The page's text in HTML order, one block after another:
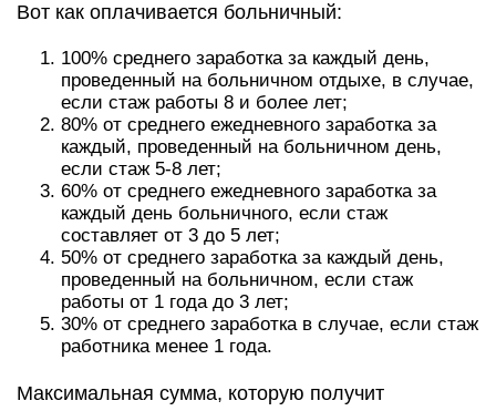
Вот как оплачивается больничный:
100% среднего заработка за каждый день,
проведенный на больничном отдыхе, в случае,
если стаж работы 8 и более лет;
80% от среднего ежедневного заработка за
каждый, проведенный на больничном день,
если стаж 5-8 лет;
60% от среднего ежедневного заработка за
каждый день больничного, если стаж
составляет от 3 до 5 лет;
50% от среднего заработка за каждый день,
проведенный на больничном, если стаж
работы от 1 года до 3 лет;
30% от среднего заработка в случае, если стаж
работника менее 1 года.
Максимальная сумма, которую получит